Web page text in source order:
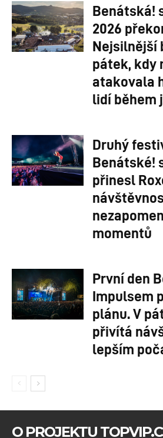
Benátská!
2026
Nejsilnější
pátek, kdy
atakovala
lidí během
Druhý
Benátské!
přinesl
momentů
První den
Impulsem
plánu. V
přivítá
lepším
O PROJEKTU